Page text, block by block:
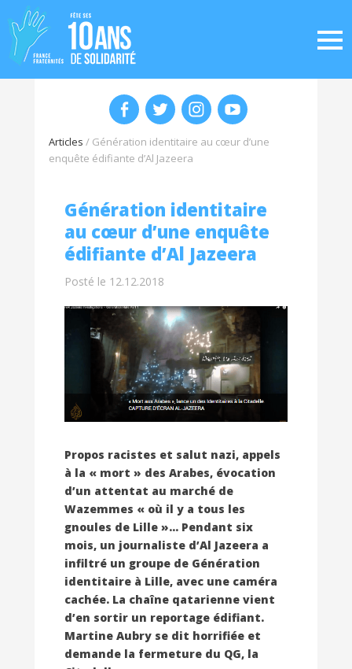
Articles / Génération identitaire au cœur d’une
enquête édifiante d’Al Jazeera
Génération identitaire
au cœur d’une enquête
édifiante d’Al Jazeera
Posté le 12.12.2018
Propos racistes et salut nazi, appels
à la « mort » des Arabes, évocation
d’un attentat au marché de
Wazemmes « où il y a tous les
gnoules de Lille »… Pendant six
mois, un journaliste d’Al Jazeera a
infiltré un groupe de Génération
identitaire à Lille, avec une caméra
cachée. La chaîne qatarienne vient
d’en sortir un reportage édifiant.
Martine Aubry se dit horrifiée et
demande la fermeture du QG, la